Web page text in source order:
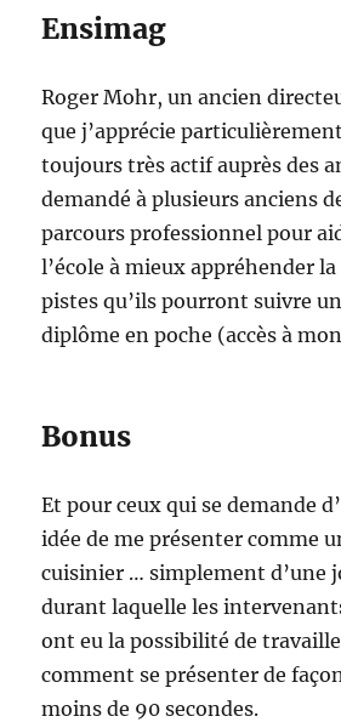
Ensimag
Roger Mohr, un ancien
que j’apprécie
toujours très actif auprès des
demandé à plusieurs anciens
parcours professionnel pour
l’école à mieux appréhender
pistes qu’ils pourront suivre
diplôme en poche (accès à
Bonus
Et pour ceux qui se demande
idée de me présenter comme
cuisinier … simplement d’une
durant laquelle les
ont eu la possibilité de
comment se présenter de
moins de 90 secondes.